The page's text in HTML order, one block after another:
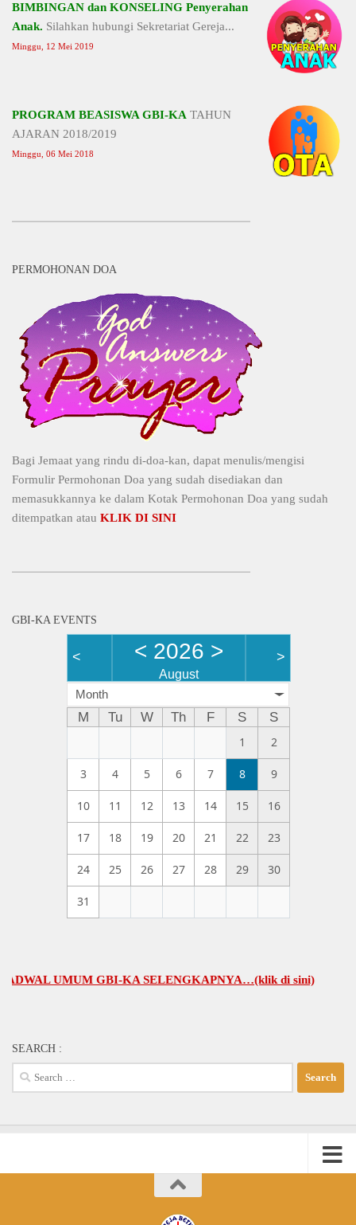
BIMBINGAN dan KONSELING Penyerahan
Anak. Silahkan hubungi Sekretariat Gereja...
Minggu, 12 Mei 2019
PROGRAM BEASISWA GBI-KA TAHUN
AJARAN 2018/2019
Minggu, 06 Mei 2018
PERMOHONAN DOA
Bagi Jemaat yang rindu di-doa-kan, dapat menulis/mengisi
Formulir Permohonan Doa yang sudah disediakan dan
memasukkannya ke dalam Kotak Permohonan Doa yang sudah
ditempatkan atau KLIK DI SINI
GBI-KA EVENTS
< < 2026 >
August
>
Month
M Tu W Th F S
S
1
2
3 4 5 6 7 8 9
10 11 12 13 14 15 16
17 18 19 20 21 22 23
24 25 26 27 28 29 30
31
UMUM GBI-KA SELENGKAPNYA…(klik di sini)
SEARCH :
Search
for: